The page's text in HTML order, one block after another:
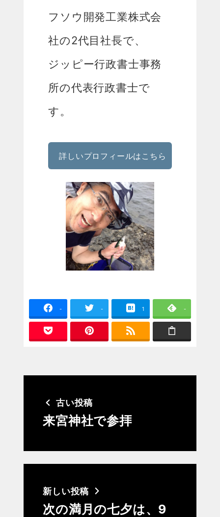
フソウ開発工業株式会
社の2代目社長で、
ジッピー行政書士事務
所の代表行政書士で
す。
詳しいプロフィールはこちら
- - 1 -
古い投稿
来宮神社で参拝
新しい投稿
次の満月の七夕は、9